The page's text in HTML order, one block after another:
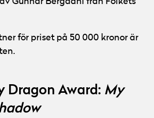
för priset på 50 000 kronor är
Dragon Award: My